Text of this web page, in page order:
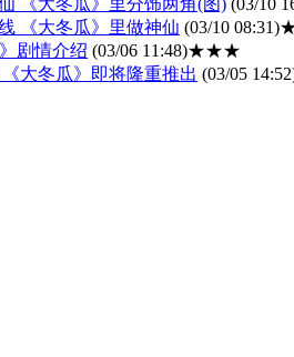
《大冬瓜》里做神仙 (03/10 08:31)
剧情介绍 (03/06 11:48)★★★
大冬瓜》即将隆重推出 (03/05